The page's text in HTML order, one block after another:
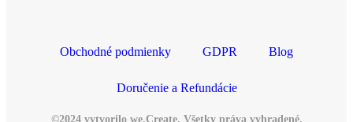
Obchodné podmienky GDPR Blog
Doručenie a Refundácie
©2024 vytvorilo we.Create, Všetky práva vyhradené.